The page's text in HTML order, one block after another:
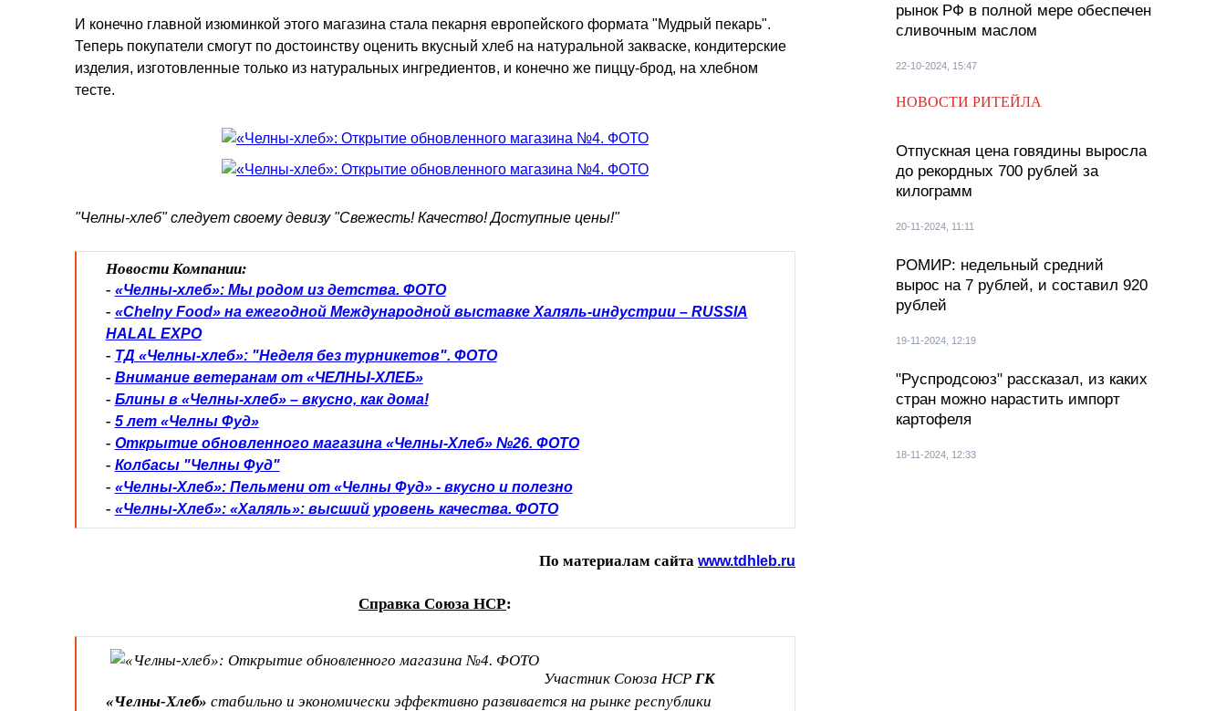
И конечно главной изюминкой этого магазина стала пекарня европейского формата "Мудрый пекарь".
Теперь покупатели смогут по достоинству оценить вкусный хлеб на натуральной закваске, кондитерские
изделия, изготовленные только из натуральных ингредиентов, и конечно же пиццу-брод, на хлебном
тесте.
"Челны-хлеб" следует своему девизу "Свежесть! Качество! Доступные цены!"
Новости Компании:
- «Челны-хлеб»: Мы родом из детства. ФОТО
- «Chelny Food» на ежегодной Международной выставке Халяль-индустрии – RUSSIA
HALAL EXPO
- ТД «Челны-хлеб»: "Неделя без турникетов". ФОТО
- Внимание ветеранам от «ЧЕЛНЫ-ХЛЕБ»
- Блины в «Челны-хлеб» – вкусно, как дома!
- 5 лет «Челны Фуд»
- Открытие обновленного магазина «Челны-Хлеб» №26. ФОТО
- Колбасы "Челны Фуд"
- «Челны-Хлеб»: Пельмени от «Челны Фуд» - вкусно и полезно
- «Челны-Хлеб»: «Халяль»: высший уровень качества. ФОТО
По материалам сайта www.tdhleb.ru
Справка Союза НСР:
Участник Союза НСР ГК
«Челны-Хлеб» стабильно и экономически эффективно развивается на рынке республики
рынок РФ в полной мере обеспечен
сливочным маслом
22-10-2024, 15:47
НОВОСТИ РИТЕЙЛА
Отпускная цена говядины выросла
до рекордных 700 рублей за
килограмм
20-11-2024, 11:11
РОМИР: недельный средний
вырос на 7 рублей, и составил 920
рублей
19-11-2024, 12:19
"Руспродсоюз" рассказал, из каких
стран можно нарастить импорт
картофеля
18-11-2024, 12:33